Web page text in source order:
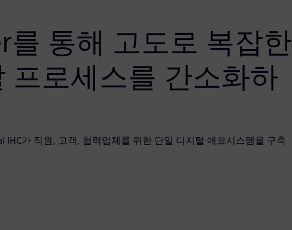
를 통해 고도로 복잡한
프로세스를 간소화하
IHC가 직원, 고객, 협력업체를 위한 단일 디지털 에코시스템을 구축